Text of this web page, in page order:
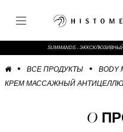
SUMMANDS -
ВСЕ ПРОДУКТЫ
BODY
КРЕМ МАССАЖНЫЙ
О